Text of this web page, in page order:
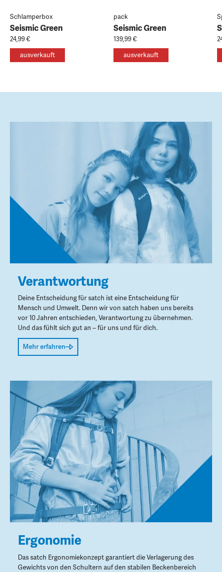
Schlamperbox
Seismic Green
24,99 €
ausverkauft
pack
Seismic Green
139,99 €
ausverkauft
Verantwortung
Deine Entscheidung für satch ist eine Entscheidung für
Mensch und Umwelt. Denn wir von satch haben uns bereits
vor 10 Jahren entschieden, Verantwortung zu übernehmen.
Und das fühlt sich gut an – für uns und für dich.
Mehr erfahren
Ergonomie
Das satch Ergonomiekonzept garantiert die Verlagerung des
Gewichts von den Schultern auf den stabilen Beckenbereich